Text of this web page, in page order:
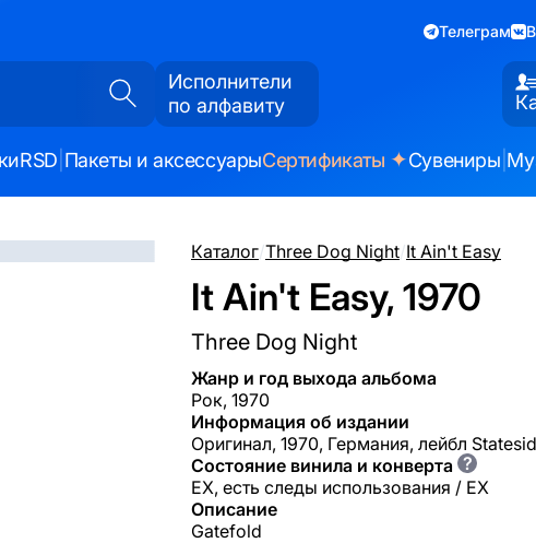
Телеграм
Исполнители
по алфавиту
RSD Пакеты и аксессуарыСертификаты ✦Сувениры
Каталог/Three Dog Night/It Ain't Easy
It Ain't Easy, 1970
Three Dog Night
Жанр и год выхода альбома
Рок, 1970
Информация об издании
Оригинал, 1970, Германия, лейбл
Состояние винила и конверта ?
EX, есть следы использования / EX
Описание
Gatefold